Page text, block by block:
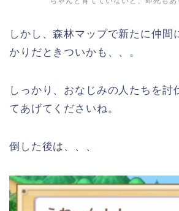
しかし、森林マップで新たに仲間
かりだときついかも、、。
しっかり、おなじみの人たちを討
てあげてくださいね。
倒した後は、、、